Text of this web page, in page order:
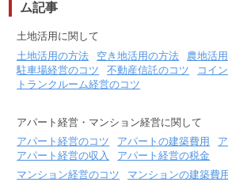
ム記事
土地活用に関して
土地活用の方法
空き地活用の方法
農地活
駐車場経営のコツ
不動産信託のコツ
コイ
トランクルーム経営のコツ
アパート経営・マンション経営に関して
アパート経営のコツ
アパートの建築費用
アパート経営の収入
アパート経営の税金
マンション経営のコツ
マンションの建築費用